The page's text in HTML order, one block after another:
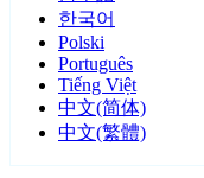
한국어
Polski
Português
Tiếng Việt
中文(简体)
中文(繁體)